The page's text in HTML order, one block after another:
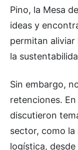
Pino, la Mesa
ideas y
permitan
la
Sin embargo,
retenciones.
discutieron
sector, como
logística,